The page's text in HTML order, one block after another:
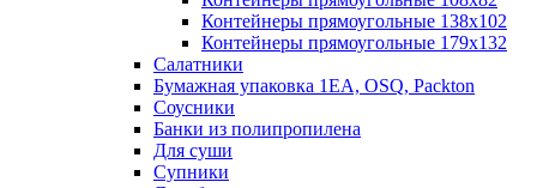
Контейнеры прямоугольные 138х102
Контейнеры прямоугольные 179х132
Салатники
Бумажная упаковка 1ЕА, OSQ, Packton
Соусники
Банки из полипропилена
Для суши
Супники